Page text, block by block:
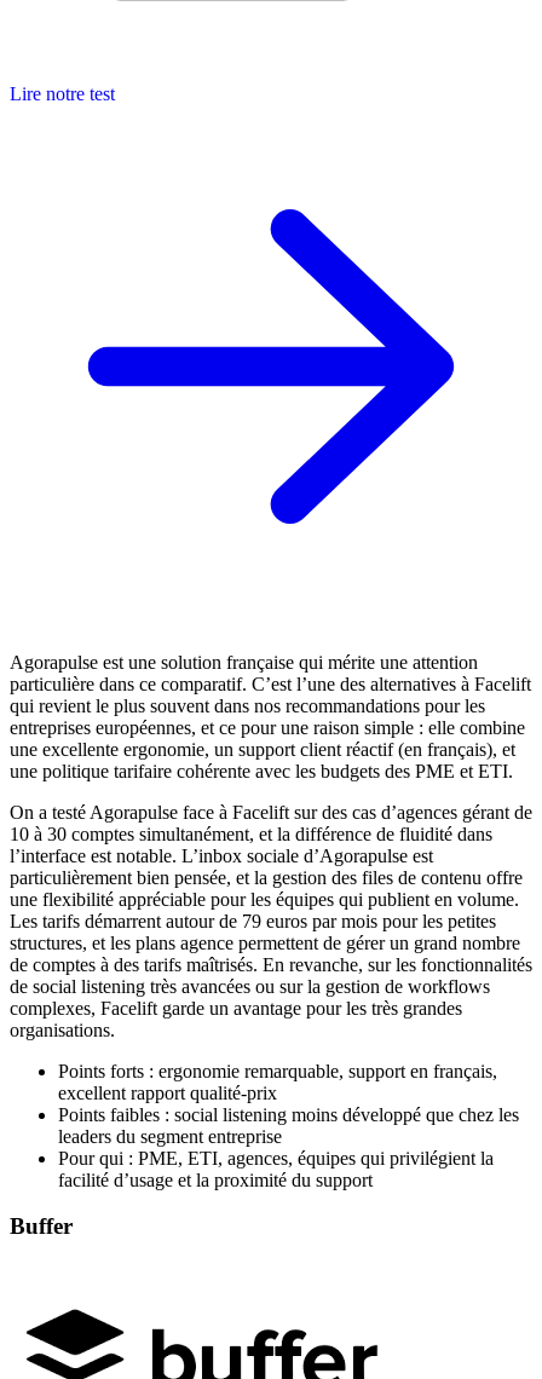
Lire notre test
Agorapulse est une solution française qui mérite une attention
particulière dans ce comparatif. C’est l’une des alternatives à Facelift
qui revient le plus souvent dans nos recommandations pour les
entreprises européennes, et ce pour une raison simple : elle combine
une excellente ergonomie, un support client réactif (en français), et
une politique tarifaire cohérente avec les budgets des PME et ETI.
On a testé Agorapulse face à Facelift sur des cas d’agences gérant de
10 à 30 comptes simultanément, et la différence de fluidité dans
l’interface est notable. L’inbox sociale d’Agorapulse est
particulièrement bien pensée, et la gestion des files de contenu offre
une flexibilité appréciable pour les équipes qui publient en volume.
Les tarifs démarrent autour de 79 euros par mois pour les petites
structures, et les plans agence permettent de gérer un grand nombre
de comptes à des tarifs maîtrisés. En revanche, sur les fonctionnalités
de social listening très avancées ou sur la gestion de workflows
complexes, Facelift garde un avantage pour les très grandes
organisations.
Points forts : ergonomie remarquable, support en français,
excellent rapport qualité-prix
Points faibles : social listening moins développé que chez les
leaders du segment entreprise
Pour qui : PME, ETI, agences, équipes qui privilégient la
facilité d’usage et la proximité du support
Buffer